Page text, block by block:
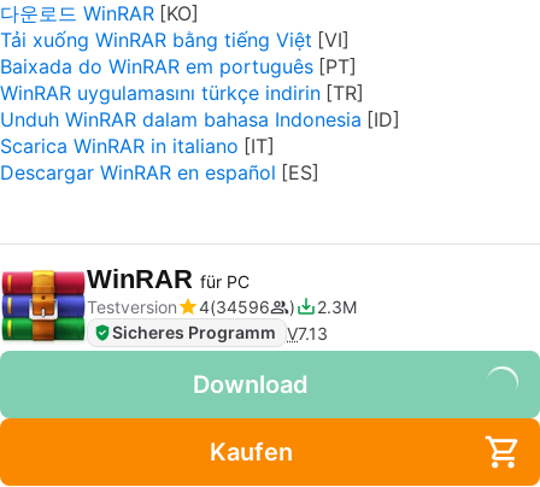
다운로드 WinRAR
Tải xuống WinRAR bằng tiếng Việt
Baixada do WinRAR em português
WinRAR uygulamasını türkçe indirin
Unduh WinRAR dalam bahasa Indonesia
Scarica WinRAR in italiano
Descargar WinRAR en español
WinRAR für PC
Testversion
4 34596
2.3M
Sicheres Programm V7.13
Download
Kaufen